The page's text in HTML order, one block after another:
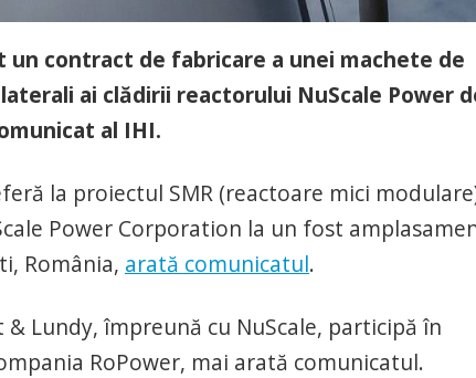
contract de fabricare a unei machete de
ai clădirii reactorului NuScale Power
al IHI.
la proiectul SMR (reactoare mici
Power Corporation la un fost
România, arată comunicatul.
Lundy, împreună cu NuScale, participă în
RoPower, mai arată comunicatul.